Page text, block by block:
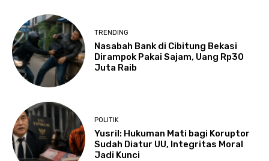
TRENDING
Nasabah Bank di Cibitung Bekasi
Dirampok Pakai Sajam, Uang Rp30
Juta Raib
POLITIK
Yusril: Hukuman Mati bagi Koruptor
Sudah Diatur UU, Integritas Moral
Jadi Kunci